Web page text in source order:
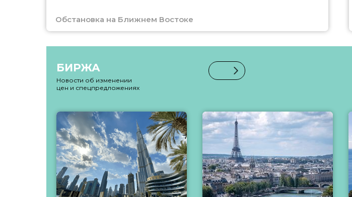
Обстановка на Ближнем Востоке
БИРЖА
Новости об изменении
цен и спецпредложениях